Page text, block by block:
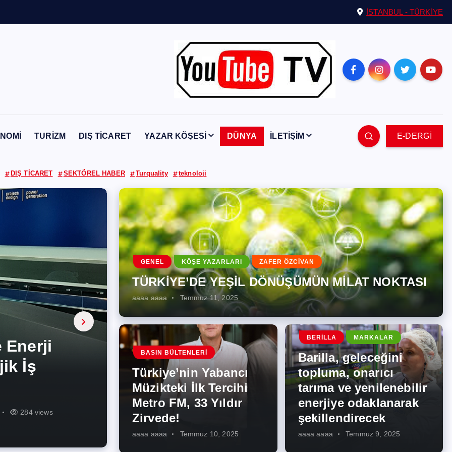
İSTANBUL - TÜRKİYE
TURİZM DIŞ TİCARET YAZAR KÖŞESİ DÜNYA İLETİŞİM E-DERGİ
DIŞ TİCARET SEKTÖREL HABER Turquality teknoloji
341 views
İlk
270 views
272 views
Enerji
İş
284 views
Kısa
224 views
Artması
259 views
GENEL KÖŞE YAZARLARI ZAFER ÖZCİVAN
TÜRKİYE’DE YEŞİL DÖNÜŞÜMÜN MİLAT NOKTASI
aaaa aaaa Temmuz 11, 2025
BASIN BÜLTENLERI
Türkiye’nin Yabancı
Müzikteki İlk Tercihi
Metro FM, 33 Yıldır
Zirvede!
aaaa aaaa Temmuz 10, 2025
BERILLA MARKALAR
Barilla, geleceğini
topluma, onarıcı
tarıma ve yenilenebilir
enerjiye odaklanarak
şekillendirecek
aaaa aaaa Temmuz 9, 2025